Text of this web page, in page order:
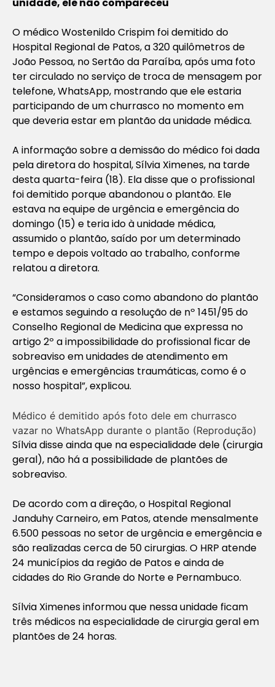
O médico Wostenildo Crispim foi demitido do
Hospital Regional de Patos, a 320 quilômetros de
João Pessoa, no Sertão da Paraíba, após uma foto
ter circulado no serviço de troca de mensagem por
telefone, WhatsApp, mostrando que ele estaria
participando de um churrasco no momento em
que deveria estar em plantão da unidade médica.
A informação sobre a demissão do médico foi dada
pela diretora do hospital, Sílvia Ximenes, na tarde
desta quarta-feira (18). Ela disse que o profissional
foi demitido porque abandonou o plantão. Ele
estava na equipe de urgência e emergência do
domingo (15) e teria ido à unidade médica,
assumido o plantão, saído por um determinado
tempo e depois voltado ao trabalho, conforme
relatou a diretora.
“Consideramos o caso como abandono do plantão
e estamos seguindo a resolução de nº 1451/95 do
Conselho Regional de Medicina que expressa no
artigo 2º a impossibilidade do profissional ficar de
sobreaviso em unidades de atendimento em
urgências e emergências traumáticas, como é o
nosso hospital”, explicou.
Médico é demitido após foto dele em churrasco
vazar no WhatsApp durante o plantão (Reprodução)
Sílvia disse ainda que na especialidade dele (cirurgia
geral), não há a possibilidade de plantões de
sobreaviso.
De acordo com a direção, o Hospital Regional
Janduhy Carneiro, em Patos, atende mensalmente
6.500 pessoas no setor de urgência e emergência e
são realizadas cerca de 50 cirurgias. O HRP atende
24 municípios da região de Patos e ainda de
cidades do Rio Grande do Norte e Pernambuco.
Sílvia Ximenes informou que nessa unidade ficam
três médicos na especialidade de cirurgia geral em
plantões de 24 horas.